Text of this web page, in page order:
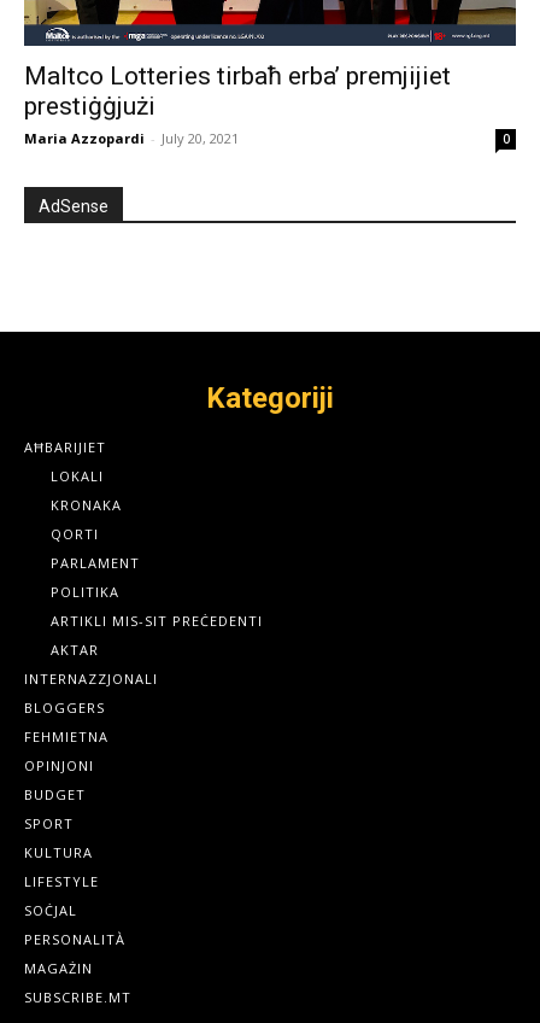
Maltco Lotteries tirbaħ erba’ premjijiet
prestiġġjużi
Maria Azzopardi - July 20, 2021 0
AdSense
Kategoriji
AĦBARIJIET
LOKALI
KRONAKA
QORTI
PARLAMENT
POLITIKA
ARTIKLI MIS-SIT PREĊEDENTI
AKTAR
INTERNAZZJONALI
BLOGGERS
FEHMIETNA
OPINJONI
BUDGET
SPORT
KULTURA
LIFESTYLE
SOĊJAL
PERSONALITÀ
MAGAŻIN
SUBSCRIBE.MT